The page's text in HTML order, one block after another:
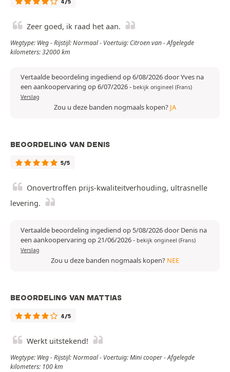
4/5
Zeer goed, ik raad het aan.
Wegtype: Weg - Rijstijl: Normaal - Voertuig: Citroen van - Afgelegde
kilometers: 32000 km
Vertaalde beoordeling ingediend op 6/08/2026 door Yves na
een aankoopervaring op 6/07/2026- bekijk origineel (Frans)
Verslag
Zou u deze banden nogmaals kopen? JA
BEOORDELING VAN DENIS
5/5
Onovertroffen prijs-kwaliteitverhouding, ultrasnelle
levering.
Vertaalde beoordeling ingediend op 5/08/2026 door Denis na
een aankoopervaring op 21/06/2026- bekijk origineel (Frans)
Verslag
Zou u deze banden nogmaals kopen? NEE
BEOORDELING VAN MATTIAS
4/5
Werkt uitstekend!
Wegtype: Weg - Rijstijl: Normaal - Voertuig: Mini cooper - Afgelegde
kilometers: 100 km